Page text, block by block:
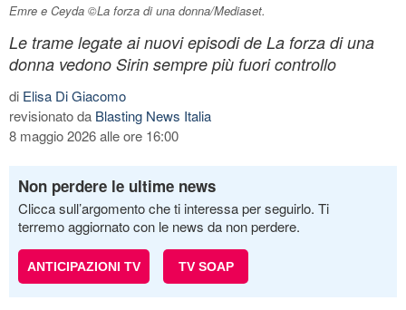
Emre e Ceyda ©La forza di una donna/Mediaset.
Le trame legate ai nuovi episodi de La forza di una
donna vedono Sirin sempre più fuori controllo
di Elisa Di Giacomo
revisionato da Blasting News Italia
8 maggio 2026 alle ore 16:00
Non perdere le ultime news
Clicca sull’argomento che ti interessa per seguirlo. Ti
terremo aggiornato con le news da non perdere.
ANTICIPAZIONI TV TV SOAP